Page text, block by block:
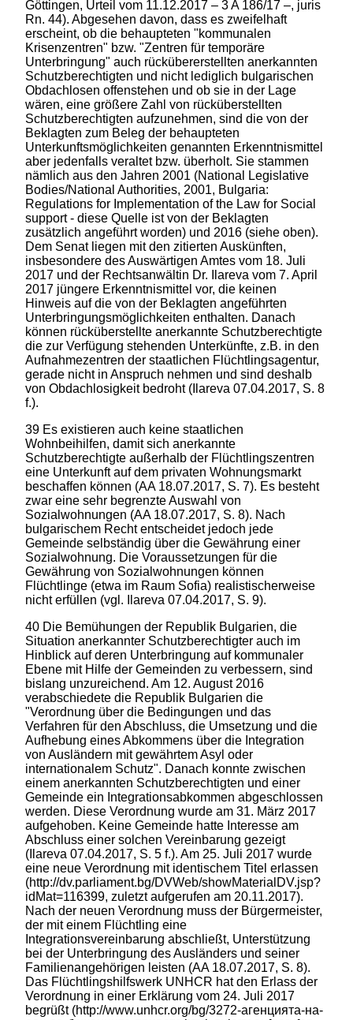
Göttingen, Urteil vom 11.12.2017 – 3 A 186/17 –, juris
Rn. 44). Abgesehen davon, dass es zweifelhaft
erscheint, ob die behaupteten "kommunalen
Krisenzentren" bzw. "Zentren für temporäre
Unterbringung" auch rückübererstellten anerkannten
Schutzberechtigten und nicht lediglich bulgarischen
Obdachlosen offenstehen und ob sie in der Lage
wären, eine größere Zahl von rücküberstellten
Schutzberechtigten aufzunehmen, sind die von der
Beklagten zum Beleg der behaupteten
Unterkunftsmöglichkeiten genannten Erkenntnismittel
aber jedenfalls veraltet bzw. überholt. Sie stammen
nämlich aus den Jahren 2001 (National Legislative
Bodies/National Authorities, 2001, Bulgaria:
Regulations for Implementation of the Law for Social
support - diese Quelle ist von der Beklagten
zusätzlich angeführt worden) und 2016 (siehe oben).
Dem Senat liegen mit den zitierten Auskünften,
insbesondere des Auswärtigen Amtes vom 18. Juli
2017 und der Rechtsanwältin Dr. Ilareva vom 7. April
2017 jüngere Erkenntnismittel vor, die keinen
Hinweis auf die von der Beklagten angeführten
Unterbringungsmöglichkeiten enthalten. Danach
können rücküberstellte anerkannte Schutzberechtigte
die zur Verfügung stehenden Unterkünfte, z.B. in den
Aufnahmezentren der staatlichen Flüchtlingsagentur,
gerade nicht in Anspruch nehmen und sind deshalb
von Obdachlosigkeit bedroht (Ilareva 07.04.2017, S. 8
f.).
39 Es existieren auch keine staatlichen
Wohnbeihilfen, damit sich anerkannte
Schutzberechtigte außerhalb der Flüchtlingszentren
eine Unterkunft auf dem privaten Wohnungsmarkt
beschaffen können (AA 18.07.2017, S. 7). Es besteht
zwar eine sehr begrenzte Auswahl von
Sozialwohnungen (AA 18.07.2017, S. 8). Nach
bulgarischem Recht entscheidet jedoch jede
Gemeinde selbständig über die Gewährung einer
Sozialwohnung. Die Voraussetzungen für die
Gewährung von Sozialwohnungen können
Flüchtlinge (etwa im Raum Sofia) realistischerweise
nicht erfüllen (vgl. Ilareva 07.04.2017, S. 9).
40 Die Bemühungen der Republik Bulgarien, die
Situation anerkannter Schutzberechtigter auch im
Hinblick auf deren Unterbringung auf kommunaler
Ebene mit Hilfe der Gemeinden zu verbessern, sind
bislang unzureichend. Am 12. August 2016
verabschiedete die Republik Bulgarien die
"Verordnung über die Bedingungen und das
Verfahren für den Abschluss, die Umsetzung und die
Aufhebung eines Abkommens über die Integration
von Ausländern mit gewährtem Asyl oder
internationalem Schutz". Danach konnte zwischen
einem anerkannten Schutzberechtigten und einer
Gemeinde ein Integrationsabkommen abgeschlossen
werden. Diese Verordnung wurde am 31. März 2017
aufgehoben. Keine Gemeinde hatte Interesse am
Abschluss einer solchen Vereinbarung gezeigt
(Ilareva 07.04.2017, S. 5 f.). Am 25. Juli 2017 wurde
eine neue Verordnung mit identischem Titel erlassen
(http://dv.parliament.bg/DVWeb/showMaterialDV.jsp?
idMat=116399, zuletzt aufgerufen am 20.11.2017).
Nach der neuen Verordnung muss der Bürgermeister,
der mit einem Flüchtling eine
Integrationsvereinbarung abschließt, Unterstützung
bei der Unterbringung des Ausländers und seiner
Familienangehörigen leisten (AA 18.07.2017, S. 8).
Das Flüchtlingshilfswerk UNHCR hat den Erlass der
Verordnung in einer Erklärung vom 24. Juli 2017
begrüßt (http://www.unhcr.org/bg/3272-агенцията-на-